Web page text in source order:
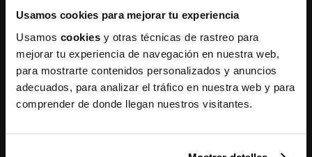
Usamos cookies para mejorar tu experiencia
Usamos cookies y otras técnicas de rastreo para
mejorar tu experiencia de navegación en nuestra web,
para mostrarte contenidos personalizados y anuncios
adecuados, para analizar el tráfico en nuestra web y para
comprender de donde llegan nuestros visitantes.
entras en Generator
, para que lo puedas hacer
aunque no lo hayas hecho nunca.
Paso #3 para crear un
Funnel. Haz tu oferta de
Una vez el tráfico ha consumido tu Lead Magnet,